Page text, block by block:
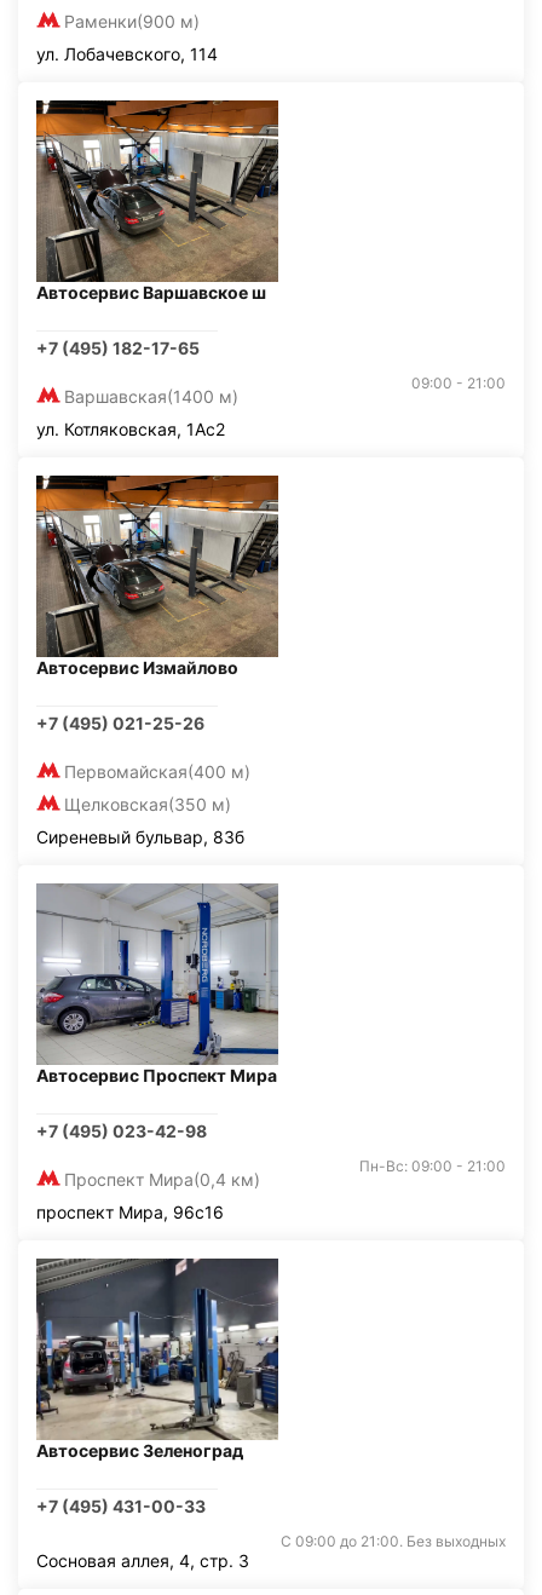
Раменки(900 м)
ул. Лобачевского, 114
Автосервис Варшавское ш
+7 (495) 182-17-65
Варшавская(1400 м)
09:00 - 21:00
ул. Котляковская, 1Ас2
Автосервис Измайлово
+7 (495) 021-25-26
Первомайская(400 м)
Щелковская(350 м)
Сиреневый бульвар, 83б
Автосервис Проспект Мира
+7 (495) 023-42-98
Проспект Мира(0,4 км)
Пн-Вс: 09:00 - 21:00
проспект Мира, 96с16
Автосервис Зеленоград
+7 (495) 431-00-33
С 09:00 до 21:00. Без выходных
Сосновая аллея, 4, стр. 3